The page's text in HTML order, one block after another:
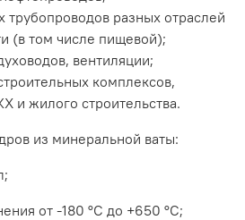
трубопроводов разных отраслей
(в том числе пищевой);
вентиляции;
комплексов,
и жилого строительства.
из минеральной ваты:
от -180 °С до +650 °С;